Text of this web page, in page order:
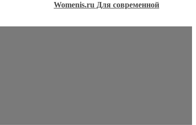
Womenis.ru Для современной